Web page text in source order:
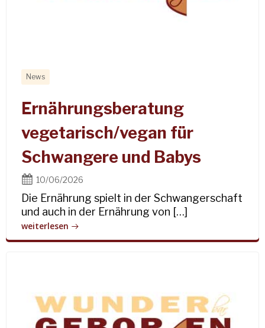
News
Ernährungsberatung
vegetarisch/vegan für
Schwangere und Babys
10/06/2026
Die Ernährung spielt in der Schwangerschaft
und auch in der Ernährung von […]
weiterlesen